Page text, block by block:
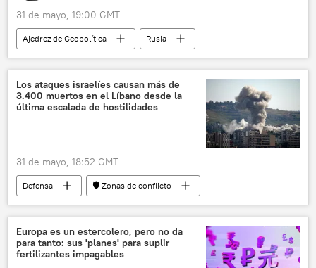
31 de mayo, 19:00 GMT
Ajedrez de Geopolítica
Rusia
📰 Operación rusa de desmilitarización y desnazificación de Ucrania
📰 Suministro de armas a Ucrania
Ucrania
🛡️ Zonas de conflicto
🌍 Europa
Los ataques israelíes causan más de
3.400 muertos en el Líbano desde la
última escalada de hostilidades
31 de mayo, 18:52 GMT
Defensa
🛡️ Zonas de conflicto
📰 Escalada entre EEUU, Israel e Irán
Israel
🌍 Oriente Medio
Hizbulá
Benjamín Netanyahu
Europa es un estercolero, pero no da
para tanto: sus 'planes' para suplir
fertilizantes impagables